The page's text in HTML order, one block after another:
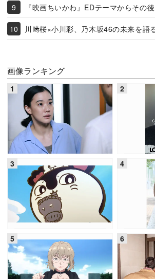
『映画ちいかわ』EDテーマからその
川﨑桜×小川彩、乃木坂46の未来を語
画像ランキング